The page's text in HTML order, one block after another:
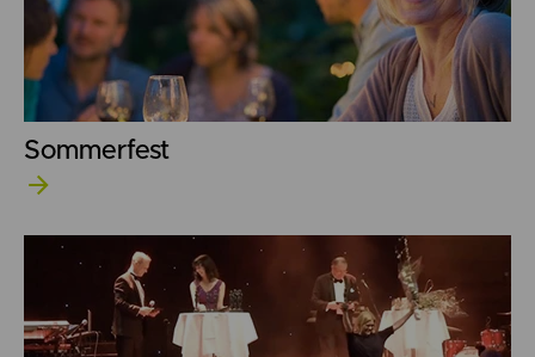
Sommerfest